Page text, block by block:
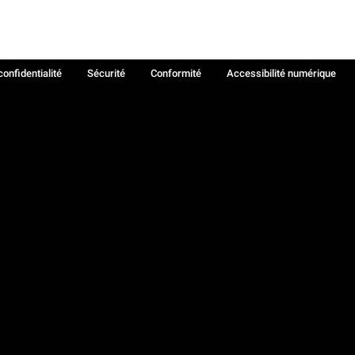
Sécurité Conformité
Accessibilité numérique